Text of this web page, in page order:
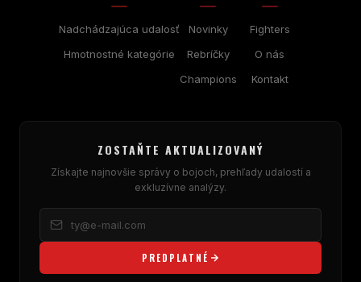
Nadchádzajúca udalosť
Hmotnostné kategórie
Novinky
Rebríčky
Champions
Fighters
O nás
Kontakt
ZOSTAŇTE AKTUALIZOVANÝ
Získajte najnovšie správy o bojoch, prehľady udalostí a
exkluzívne analýzy.
PREDPLATNÉ